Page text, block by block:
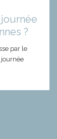
?
par le